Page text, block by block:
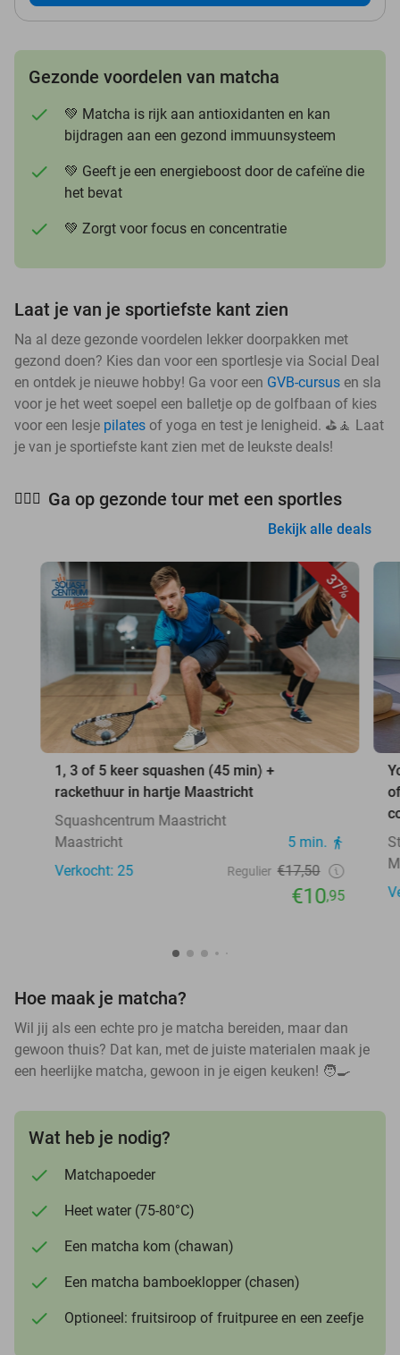
Gezonde voordelen van matcha
💚 Matcha is rijk aan antioxidanten en kan
bijdragen aan een gezond immuunsysteem
💚 Geeft je een energieboost door de cafeïne die
het bevat
💚 Zorgt voor focus en concentratie
Laat je van je sportiefste kant zien
Na al deze gezonde voordelen lekker doorpakken met
gezond doen? Kies dan voor een sportlesje via Social Deal
en ontdek je nieuwe hobby! Ga voor een GVB-cursus en sla
voor je het weet soepel een balletje op de golfbaan of kies
voor een lesje pilates of yoga en test je lenigheid. ⛳🧘 Laat
je van je sportiefste kant zien met de leukste deals!
🧘🏻‍♀️ Ga op gezonde tour met een sportles
Bekijk alle deals
37%
1, 3 of 5 keer squashen (45 min) +
rackethuur in hartje Maastricht
Squashcentrum Maastricht
Maastricht
5 min.
Verkocht: 25
Regulier €17,50
€10,95
Hoe maak je matcha?
Wil jij als een echte pro je matcha bereiden, maar dan
gewoon thuis? Dat kan, met de juiste materialen maak je
een heerlijke matcha, gewoon in je eigen keuken! 🧑🍳
Wat heb je nodig?
Matchapoeder
Heet water (75-80°C)
Een matcha kom (chawan)
Een matcha bamboeklopper (chasen)
Optioneel: fruitsiroop of fruitpuree en een zeefje